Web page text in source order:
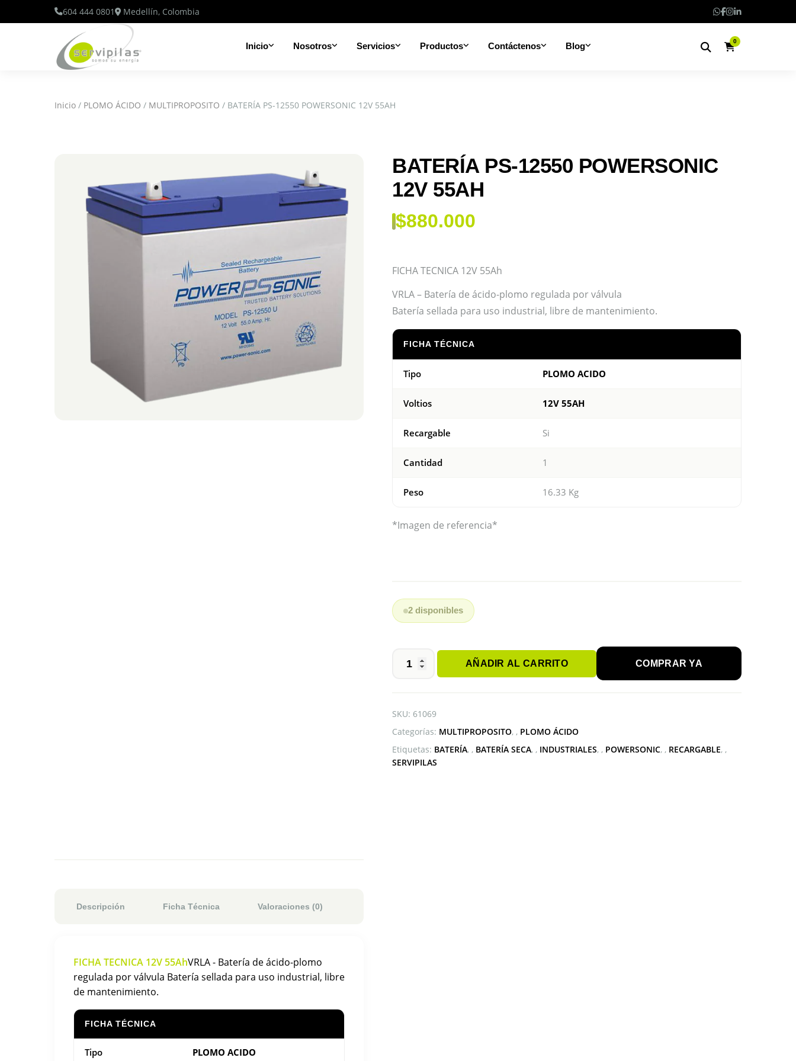
604 444 0801 Medellín, Colombia
Inicio Nosotros Servicios Productos Contáctenos Blog 0
Inicio / PLOMO ÁCIDO / MULTIPROPOSITO / BATERÍA PS-12550 POWERSONIC 12V 55AH
BATERÍA PS-12550 POWERSONIC
12V 55AH
$880.000
FICHA TECNICA 12V 55Ah
VRLA – Batería de ácido-plomo regulada por válvula
Batería sellada para uso industrial, libre de mantenimiento.
FICHA TÉCNICA
Tipo PLOMO ACIDO
Voltios 12V 55AH
Recargable Si
Cantidad 1
Peso 16.33 Kg
*Imagen de referencia*
2 disponibles
BATERÍA
12V
55AH
AÑADIR AL CARRITO COMPRAR YA
SKU: 61069
Categorías: MULTIPROPOSITO , PLOMO ÁCIDO
Etiquetas: BATERÍA , BATERÍA SECA , INDUSTRIALES , POWERSONIC , RECARGABLE ,
SERVIPILAS
Descripción Ficha Técnica Valoraciones (0)
FICHA TECNICA 12V 55AhVRLA - Batería de ácido-plomo
regulada por válvula Batería sellada para uso industrial, libre
de mantenimiento.
FICHA TÉCNICA
Tipo PLOMO ACIDO